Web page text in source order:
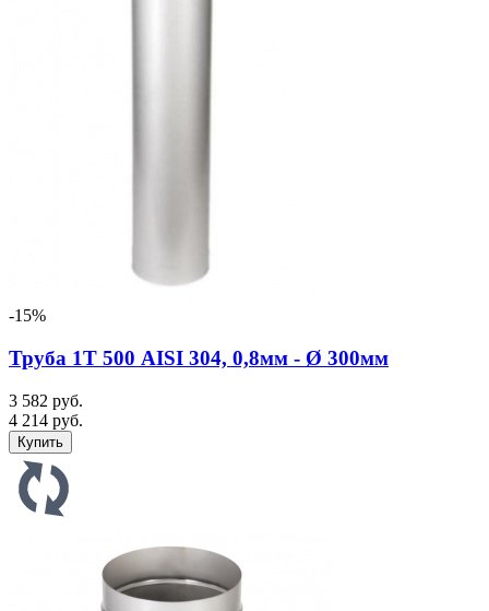
-15%
Труба 1Т 500 AISI 304, 0,8мм - Ø 300мм
3 582 руб.
4 214 руб.